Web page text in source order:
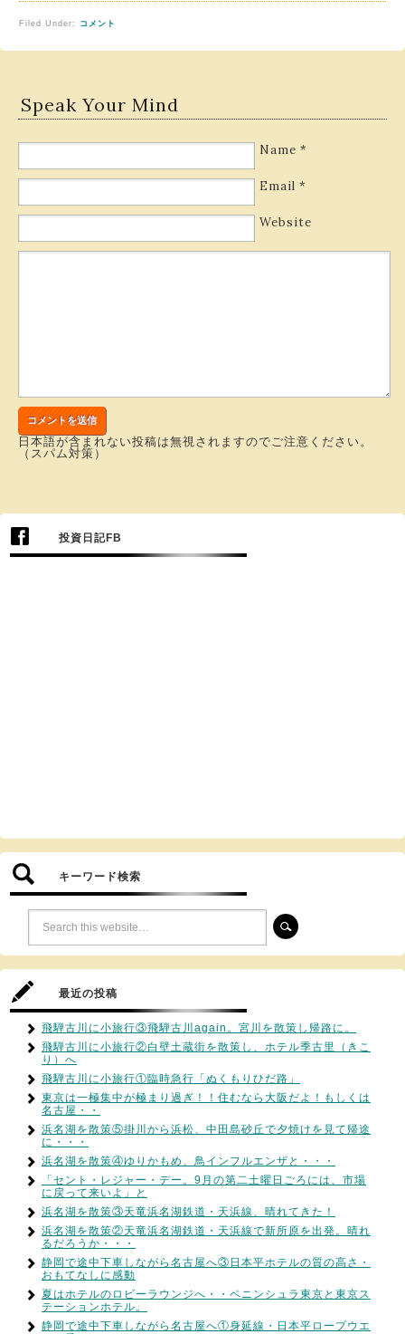
Filed Under: コメント
Speak Your Mind
Name *
Email *
Website
日本語が含まれない投稿は無視されますのでご注意ください。
（スパム対策）
投資日記FB
キーワード検索
最近の投稿
飛騨古川に小旅行③飛騨古川again。宮川を散策し帰路に。
飛騨古川に小旅行②白壁土蔵街を散策し、ホテル季古里（きこ
り）へ
飛騨古川に小旅行①臨時急行「ぬくもりひだ路」
東京は一極集中が極まり過ぎ！！住むなら大阪だよ！もしくは
名古屋・・
浜名湖を散策⑤掛川から浜松、中田島砂丘で夕焼けを見て帰途
に・・・
浜名湖を散策④ゆりかもめ、鳥インフルエンザと・・・
「セント・レジャー・デー。9月の第二土曜日ごろには、市場
に戻って来いよ」と
浜名湖を散策③天竜浜名湖鉄道・天浜線、晴れてきた！
浜名湖を散策②天竜浜名湖鉄道・天浜線で新所原を出発。晴れ
るだろうか・・・
静岡で途中下車しながら名古屋へ③日本平ホテルの質の高さ・
おもてなしに感動
夏はホテルのロビーラウンジへ・・ペニンシュラ東京と東京ス
テーションホテル。
静岡で途中下車しながら名古屋へ①身延線・日本平ロープウエ